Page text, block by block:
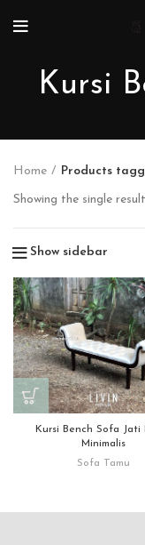
Kursi
Home Products
Showing the single result
Show sidebar
Kursi Bench Sofa Jati
Minimalis
Sofa Tamu